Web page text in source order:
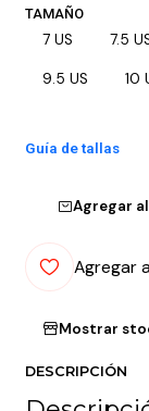
TAMAÑO
7 US 7.5
9.5 US 10
Guía de tallas
Agregar
Agregar
Mostrar
DESCRIPCIÓN